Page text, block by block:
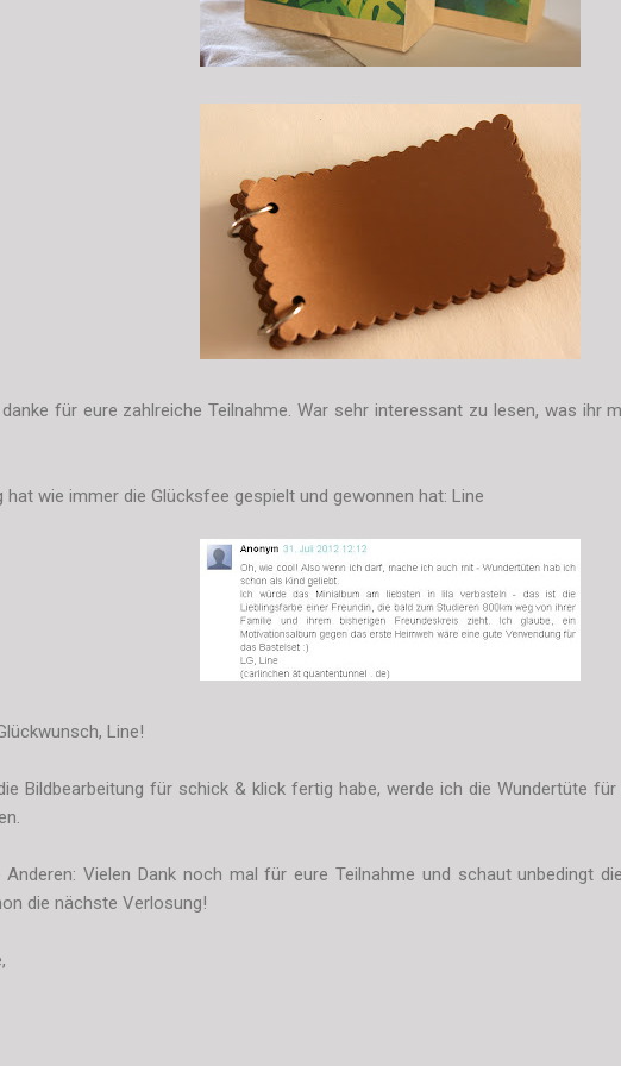
für eure zahlreiche Teilnahme. War sehr interessant zu lesen, was ihr
hat wie immer die Glücksfee gespielt und gewonnen hat: Line
Line!
Bildbearbeitung für schick & klick fertig habe, werde ich die Wundertüte
Anderen: Vielen Dank noch mal für eure Teilnahme und schaut unbedingt
die nächste Verlosung!